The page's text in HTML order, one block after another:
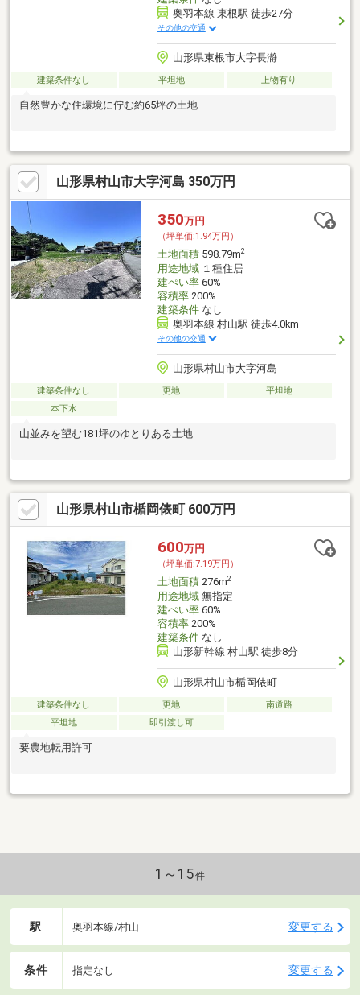
奥羽本線 東根駅 徒歩27分
その他の交通
山形県東根市大字長瀞
建築条件なし 平坦地 上物有り
自然豊かな住環境に佇む約65坪の土地
山形県村山市大字河島 350万円
350万円
（坪単価:1.94万円）
土地面積598.79m2
用途地域１種住居
建ぺい率60%
容積率200%
建築条件なし
奥羽本線 村山駅 徒歩4.0km
その他の交通
山形県村山市大字河島
建築条件なし 更地
平坦地
本下水
山並みを望む181坪のゆとりある土地
山形県村山市楯岡俵町 600万円
600万円
（坪単価:7.19万円）
土地面積276m2
用途地域無指定
建ぺい率60%
容積率200%
建築条件なし
山形新幹線 村山駅 徒歩8分
山形県村山市楯岡俵町
建築条件なし 更地
南道路
平坦地
即引渡し可
要農地転用許可
1～15件
駅 奥羽本線/村山 変更する
条件 指定なし 変更する